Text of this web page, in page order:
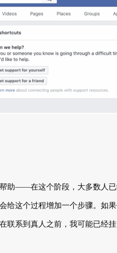
助——在这个阶段，大多数人
这个过程增加一个步骤。如果
系到真人之前，我可能已经挂